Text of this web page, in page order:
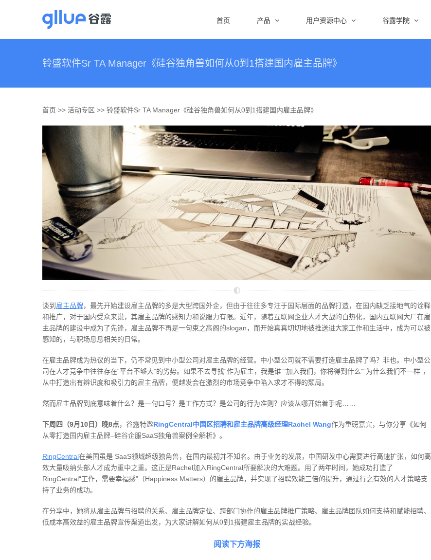
容
首页 产品 用户资源中心 谷露学院
铃盛软件Sr TA Manager《硅谷独角兽如何从0到1搭建国内雇主品牌》
首页 >> 活动专区 >> 铃盛软件Sr TA Manager《硅谷独角兽如何从0到1搭建国内雇主品牌》
谈到 雇主品牌，最先开始建设雇主品牌的多是大型跨国外企，但由于往往多专注于国际层面的品牌打造，在国内缺乏接地气的诠释
和推广，对于国内受众来说，其雇主品牌的感知力和说服力有限。近年，随着互联网企业人才大战的白热化，国内互联网大厂在雇
主品牌的建设中成为了先锋，雇主品牌不再是一句束之高阁的slogan，而开始真真切切地被推送进大家工作和生活中，成为可以被
感知的，与职场息息相关的日常。
在雇主品牌成为热议的当下，仍不常见到中小型公司对雇主品牌的经营。中小型公司就不需要打造雇主品牌了吗？非也。中小型公
司在人才竞争中往往存在“平台不够大”的劣势。如果不去寻找“作为雇主，我是谁”“加入我们，你将得到什么”“为什么我们不一样”，
从中打造出有辨识度和吸引力的雇主品牌，便越发会在激烈的市场竞争中陷入求才不得的颓局。
然而雇主品牌到底意味着什么？是一句口号？是工作方式？是公司的行为准则？应该从哪开始着手呢……
下周四（9月10日）晚8点，谷露特邀RingCentral中国区招聘和雇主品牌高级经理Rachel Wang作为重磅嘉宾，与你分享《如何
从零打造国内雇主品牌–硅谷企服SaaS独角兽案例全解析》。
RingCentral在美国虽是 SaaS领域超级独角兽，在国内最初并不知名。由于业务的发展，中国研发中心需要进行高速扩张，如何高
效大量吸纳头部人才成为重中之重。这正是Rachel加入RingCentral所要解决的大难题。用了两年时间，她成功打造了
RingCentral“工作，需要幸福感”（Happiness Matters）的雇主品牌，并实现了招聘效能三倍的提升，通过行之有效的人才策略支
持了业务的成功。
在分享中，她将从雇主品牌与招聘的关系、雇主品牌定位、跨部门协作的雇主品牌推广策略、雇主品牌团队如何支持和赋能招聘、
低成本高效益的雇主品牌宣传渠道出发，为大家讲解如何从0到1搭建雇主品牌的实战经验。
阅读下方海报